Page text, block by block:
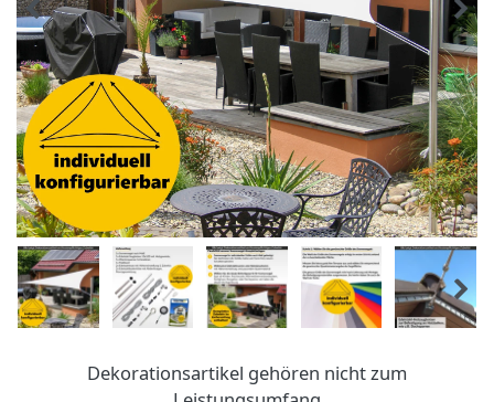
Dekorationsartikel gehören nicht zum